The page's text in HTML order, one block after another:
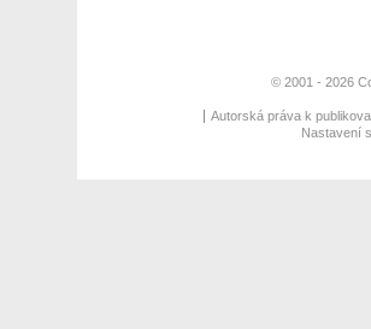
© 2001 - 2026
Autorská práva k
Nastavení